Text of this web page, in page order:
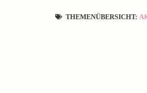
THEMENÜBERSICHT: